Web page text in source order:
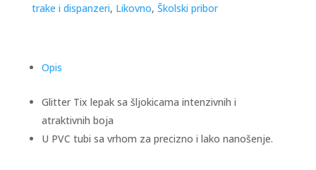
trake i dispanzeri, Likovno, Školski pribor
Opis
Glitter Tix lepak sa šljokicama intenzivnih i
atraktivnih boja
U PVC tubi sa vrhom za precizno i lako nanošenje.